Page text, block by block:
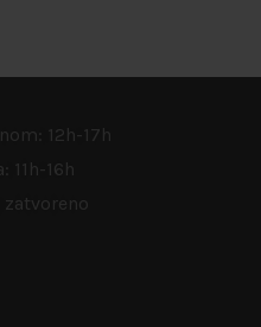
12h-17h
11h-16h
zatvoreno